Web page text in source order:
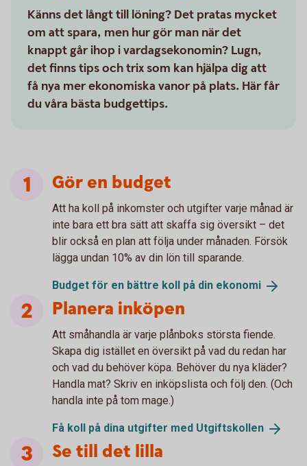
Känns det långt till löning? Det pratas mycket
om att spara, men hur gör man när det
knappt går ihop i vardagsekonomin? Lugn,
det finns tips och trix som kan hjälpa dig att
få nya mer ekonomiska vanor på plats. Här får
du våra bästa budgettips.
Gör en budget
Att ha koll på inkomster och utgifter varje månad är
inte bara ett bra sätt att skaffa sig översikt – det
blir också en plan att följa under månaden. Försök
lägga undan 10% av din lön till sparande.
Budget för en bättre koll på din ekonomi
Planera inköpen
Att småhandla är varje plånboks största fiende.
Skapa dig istället en översikt på vad du redan har
och vad du behöver köpa. Behöver du nya kläder?
Handla mat? Skriv en inköpslista och följ den. (Och
handla inte på tom mage.)
Få koll på dina utgifter med Utgiftskollen
Se till det lilla